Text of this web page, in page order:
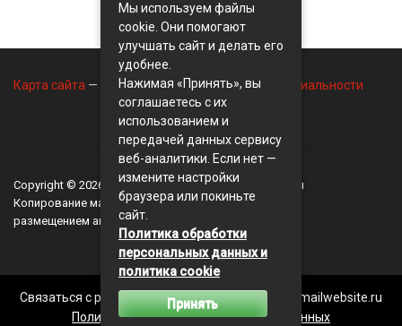
Карта сайта — Контакты— Политика конфиденциальности
Copyright © 2026 BusinessMix- Экономика и финансы
Копирование материалов разрешается, только с
размещением активной ссылки на сайт
Связаться с редакцией сайта: businessmix.ru@mailwebsite.ru
Политика обработки персональных данных
Мы используем файлы
cookie. Они помогают
улучшать сайт и делать его
удобнее.
Нажимая «Принять», вы
соглашаетесь с их
использованием и
передачей данных сервису
веб-аналитики. Если нет —
измените настройки
браузера или покиньте
сайт.
Политика обработки
персональных данных и
политика cookie
Принять